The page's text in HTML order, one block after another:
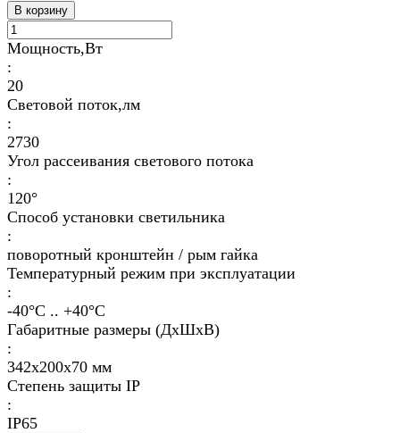
В корзину
Мощность,Вт
:
20
Световой поток,лм
:
2730
Угол рассеивания светового потока
:
120°
Способ установки светильника
:
поворотный кронштейн / рым гайка
Температурный режим при эксплуатации
:
-40°С .. +40°C
Габаритные размеры (ДхШхВ)
:
342х200х70 мм
Степень защиты IP
:
IP65